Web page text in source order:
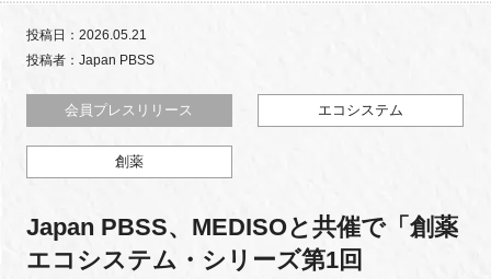
特別会員専用メニュー
お問い合わせ
投稿日：2026.05.21
投稿者：Japan PBSS
会員プレスリリース エコシステム
創薬
Japan PBSS、MEDISOと共催で「創薬
エコシステム・シリーズ第1回